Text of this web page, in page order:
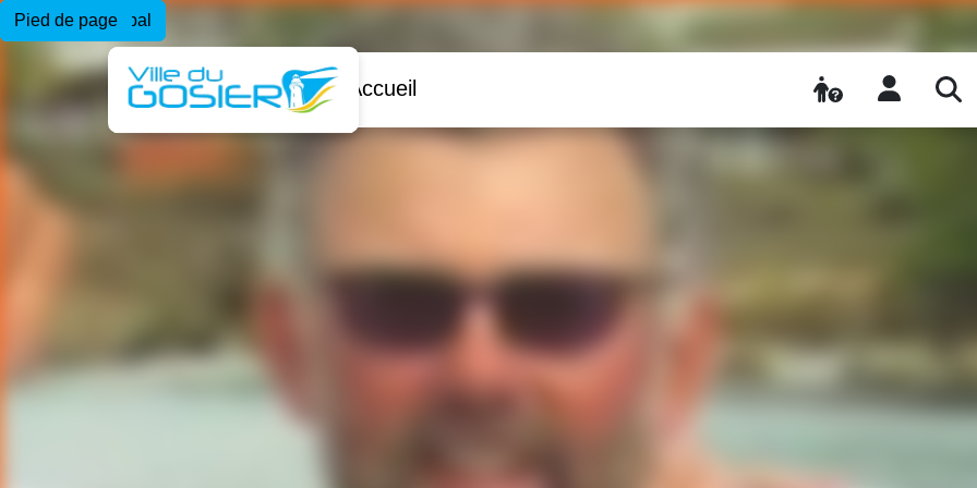
Menu principal
Contenu principal
Pied de page
Accueil